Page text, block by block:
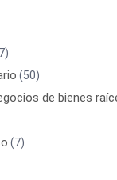
(50)
de bienes
(7)